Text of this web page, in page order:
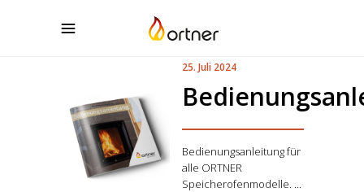
25. Juli 2024
Bedienungsanleitung für
alle ORTNER
Speicherofenmodelle.